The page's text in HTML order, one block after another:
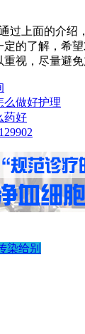
过上面的介绍
的了解，希
视，尽量避免
么做好护理
药好
染给别